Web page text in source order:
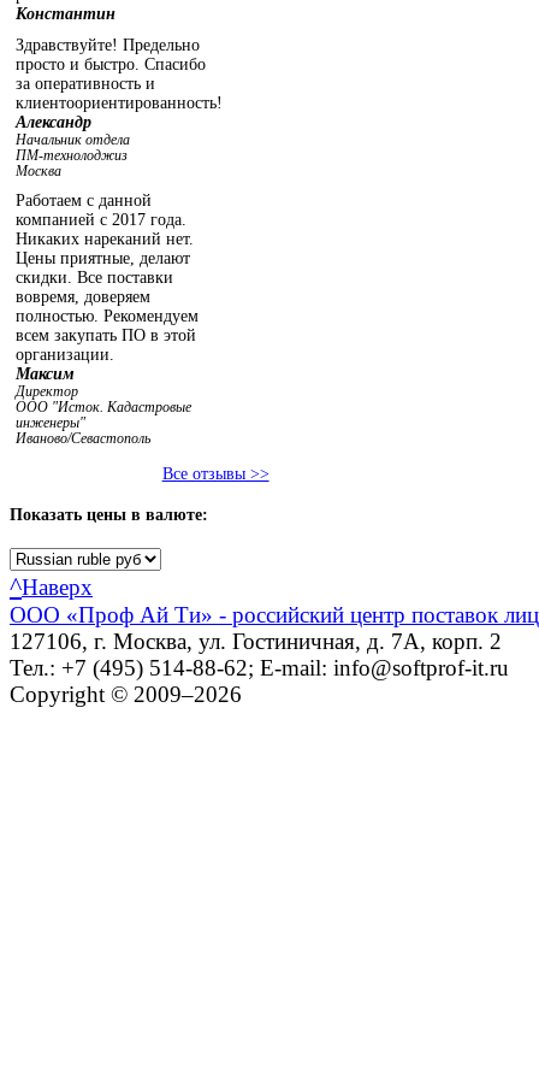
Константин
Здравствуйте! Предельно
просто и быстро. Спасибо
за оперативность и
клиентоориентированность!
Александр
Начальник отдела
ПМ-технолоджиз
Москва
Работаем с данной
компанией с 2017 года.
Никаких нареканий нет.
Цены приятные, делают
скидки. Все поставки
вовремя, доверяем
полностью. Рекомендуем
всем закупать ПО в этой
организации.
Максим
Директор
ООО "Исток. Кадастровые
инженеры"
Иваново/Севастополь
Все отзывы >>
Показать цены в валюте:
^Наверх
ООО «Проф Ай Ти» - российский центр поставок
127106, г. Москва, ул. Гостиничная, д. 7А, корп. 2
Тел.: +7 (495) 514-88-62; E-mail: info@softprof-it.ru
Copyright © 2009–2026